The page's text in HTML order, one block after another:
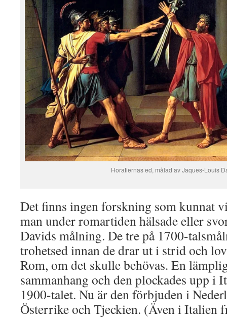
Horatiernas ed, målad av Jaques-Louis
Det finns ingen forskning som kunnat
man under romartiden hälsade eller
Davids målning. De tre på 1700-
trohetsed innan de drar ut i strid och
Rom, om det skulle behövas. En
sammanhang och den plockades upp i
1900-talet. Nu är den förbjuden i
Österrike och Tjeckien. (Även i Italien